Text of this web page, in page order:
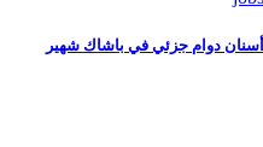
دوام جزئي في باشاك شهير